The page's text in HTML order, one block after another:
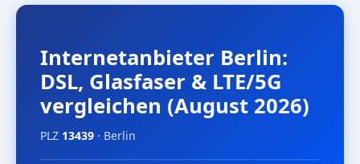
Internetanbieter Berlin:
DSL, Glasfaser & LTE/5G
vergleichen (August 2026)
PLZ 13439 · Berlin